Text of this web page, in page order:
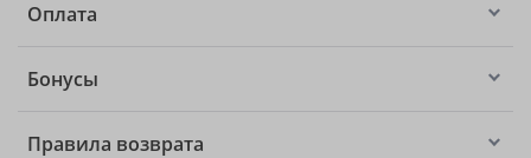
Оплата
Бонусы
Правила возврата